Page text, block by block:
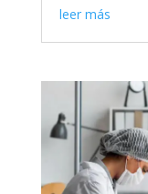
leer más